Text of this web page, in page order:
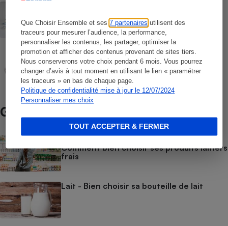
Que Choisir Ensemble et ses7 partenaires utilisent des
traceurs pour mesurer l’audience, la performance,
personnaliser les contenus, les partager, optimiser la
promotion et afficher des contenus provenant de sites tiers.
Nous conserverons votre choix pendant 6 mois. Vous pourrez
changer d’avis à tout moment en utilisant le lien « paramétrer
les traceurs » en bas de chaque page.
Politique de confidentialité mise à jour le 12/07/2024
Personnaliser mes choix
TOUT ACCEPTER & FERMER
Produits laitiers nature - Les résultats de
nos analyses
COMPARATIF
Yaourtières
Guide d’achat
Yaourt, fromage blanc, petit-suisse… -
Comment bien choisir ses produits laitiers
frais
Lait - Bien choisir sa bouteille de lait